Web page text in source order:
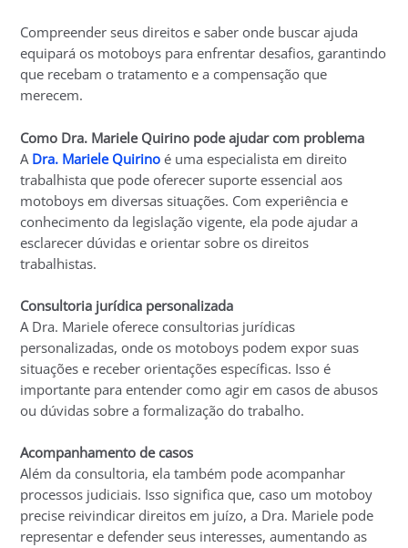
Compreender seus direitos e saber onde buscar ajuda
equipará os motoboys para enfrentar desafios, garantindo
que recebam o tratamento e a compensação que
merecem.
Como Dra. Mariele Quirino pode ajudar com problema
A Dra. Mariele Quirino é uma especialista em direito
trabalhista que pode oferecer suporte essencial aos
motoboys em diversas situações. Com experiência e
conhecimento da legislação vigente, ela pode ajudar a
esclarecer dúvidas e orientar sobre os direitos
trabalhistas.
Consultoria jurídica personalizada
A Dra. Mariele oferece consultorias jurídicas
personalizadas, onde os motoboys podem expor suas
situações e receber orientações específicas. Isso é
importante para entender como agir em casos de abusos
ou dúvidas sobre a formalização do trabalho.
Acompanhamento de casos
Além da consultoria, ela também pode acompanhar
processos judiciais. Isso significa que, caso um motoboy
precise reivindicar direitos em juízo, a Dra. Mariele pode
representar e defender seus interesses, aumentando as